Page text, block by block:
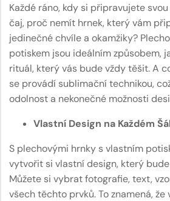
Každé ráno, kdy si připravujete
čaj, proč nemít hrnek, který vám
jedinečné chvíle a okamžiky?
potiskem jsou ideálním způsobem,
rituál, který vás bude vždy těšit. A
se provádí sublimační technikou,
odolnost a nekonečné možnosti
Vlastní Design na Každém
S plechovými hrnky s vlastním
vytvořit si vlastní design, který
Můžete si vybrat fotografie, text,
všech těchto prvků. To znamená,